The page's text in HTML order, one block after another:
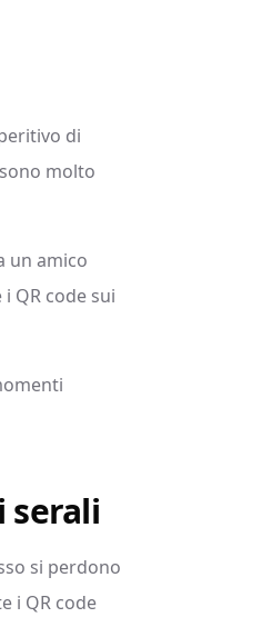
di
molto
un amico
QR code sui
serali
si perdono
i QR code